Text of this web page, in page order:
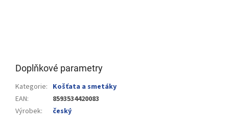
Doplňkové parametry
Kategorie: Košťata a smetáky
EAN:
8593534420083
Výrobek: český